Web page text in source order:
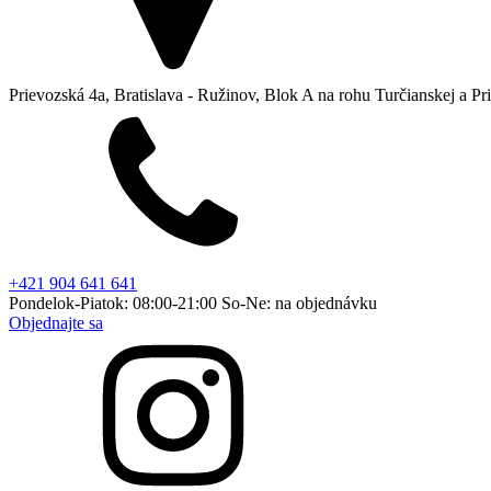
Prievozská 4a, Bratislava - Ružinov, Blok A na rohu Turčianskej a
+421 904 641 641
Pondelok-Piatok: 08:00-21:00 So-Ne: na objednávku
Objednajte sa